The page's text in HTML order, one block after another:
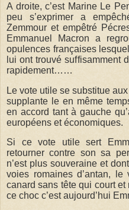
A droite, c’est Marine Le
peu s’exprimer a
Zemmour et empêtré
Emmanuel Macron a
opulences françaises
lui ont trouvé suffisamment
rapidement……
Le vote utile se substitue
supplante le en même
en accord tant à gauche
européens et économiques.
Si ce vote utile sert
retourner contre son sa
n’est plus souveraine et
voies romaines d’antan,
canard sans tête qui court et
ce choc c’est aujourd’hui